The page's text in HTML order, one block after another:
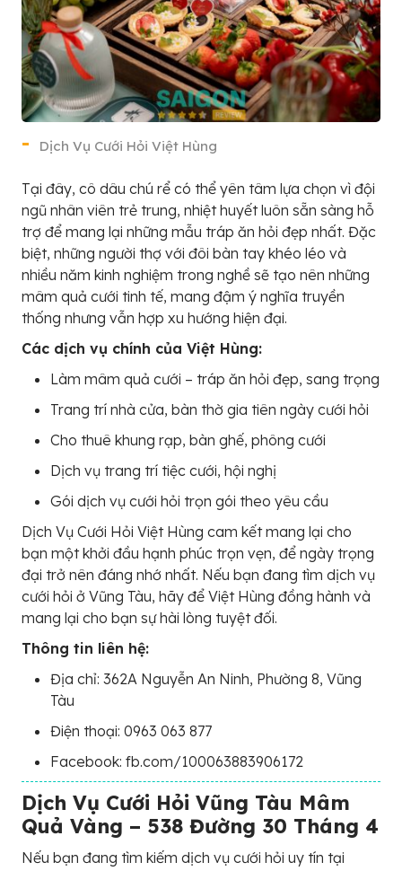
Dịch Vụ Cưới Hỏi Việt Hùng
Tại đây, cô dâu chú rể có thể yên tâm lựa chọn vì đội
ngũ nhân viên trẻ trung, nhiệt huyết luôn sẵn sàng hỗ
trợ để mang lại những mẫu tráp ăn hỏi đẹp nhất. Đặc
biệt, những người thợ với đôi bàn tay khéo léo và
nhiều năm kinh nghiệm trong nghề sẽ tạo nên những
mâm quả cưới tinh tế, mang đậm ý nghĩa truyền
thống nhưng vẫn hợp xu hướng hiện đại.
Các dịch vụ chính của Việt Hùng:
Làm mâm quả cưới – tráp ăn hỏi đẹp, sang trọng
Trang trí nhà cửa, bàn thờ gia tiên ngày cưới hỏi
Cho thuê khung rạp, bàn ghế, phông cưới
Dịch vụ trang trí tiệc cưới, hội nghị
Gói dịch vụ cưới hỏi trọn gói theo yêu cầu
Dịch Vụ Cưới Hỏi Việt Hùng cam kết mang lại cho
bạn một khởi đầu hạnh phúc trọn vẹn, để ngày trọng
đại trở nên đáng nhớ nhất. Nếu bạn đang tìm dịch vụ
cưới hỏi ở Vũng Tàu, hãy để Việt Hùng đồng hành và
mang lại cho bạn sự hài lòng tuyệt đối.
Thông tin liên hệ:
Địa chỉ: 362A Nguyễn An Ninh, Phường 8, Vũng
Tàu
Điện thoại: 0963 063 877
Facebook: fb.com/100063883906172
Dịch Vụ Cưới Hỏi Vũng Tàu Mâm
Quả Vàng – 538 Đường 30 Tháng 4
Nếu bạn đang tìm kiếm dịch vụ cưới hỏi uy tín tại